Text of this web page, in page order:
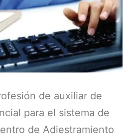
de auxiliar de
para el sistema de
de Adiestramiento